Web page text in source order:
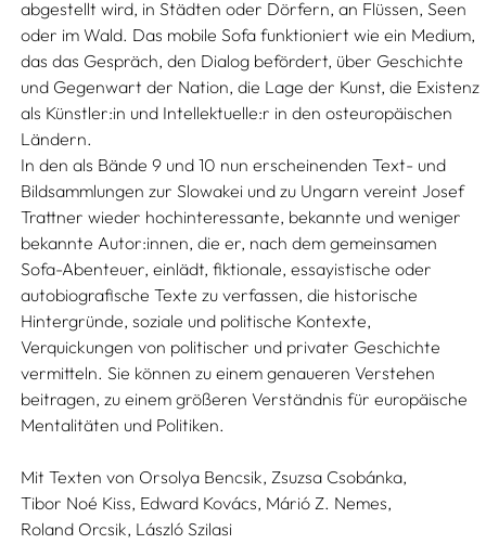
abgestellt wird, in Städten oder Dörfern, an Flüssen, Seen
oder im Wald. Das mobile Sofa funktioniert wie ein Medium,
das das Gespräch, den Dialog befördert, über Geschichte
und Gegenwart der Nation, die Lage der Kunst, die Existenz
als Künstler:in und Intellektuelle:r in den osteuropäischen
Ländern.
In den als Bände 9 und 10 nun erscheinenden Text- und
Bildsammlungen zur Slowakei und zu Ungarn vereint Josef
Trattner wieder hochinteressante, bekannte und weniger
bekannte Autor:innen, die er, nach dem gemeinsamen
Sofa-Abenteuer, einlädt, fiktionale, essayistische oder
autobiografische Texte zu verfassen, die historische
Hintergründe, soziale und politische Kontexte,
Verquickungen von politischer und privater Geschichte
vermitteln. Sie können zu einem genaueren Verstehen
beitragen, zu einem größeren Verständnis für europäische
Mentalitäten und Politiken.
Mit Texten von Orsolya Bencsik, Zsuzsa Csobánka,
Tibor Noé Kiss, Edward Kovács, Márió Z. Nemes,
Roland Orcsik, László Szilasi